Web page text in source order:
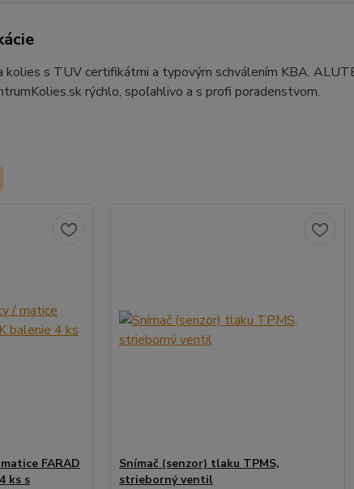
kolies s TUV certifikátmi a typovým schválením KBA.
rýchlo, spoľahlivo a s profi poradenstvom.
FARAD
ks s
Snímač (senzor) tlaku TPMS,
strieborný ventil